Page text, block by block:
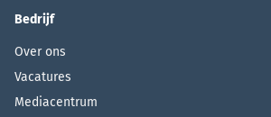
Bedrijf
Over ons
Vacatures
Mediacentrum